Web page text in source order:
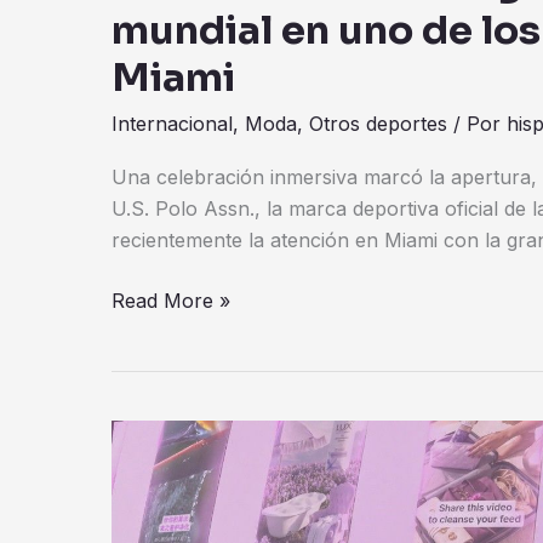
mundial en uno de
Miami
Internacional, Moda, Otros deportes / Por
Una celebración inmersiva marcó la
U.S. Polo Assn., la marca deportiva oficial de
recientemente la atención en Miami con la
Read More »
LUX
transforma
sus
anuncios